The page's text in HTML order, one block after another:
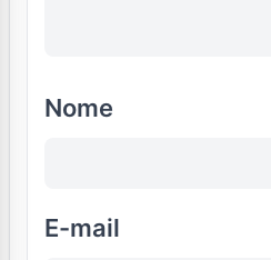
Nome
E-mail